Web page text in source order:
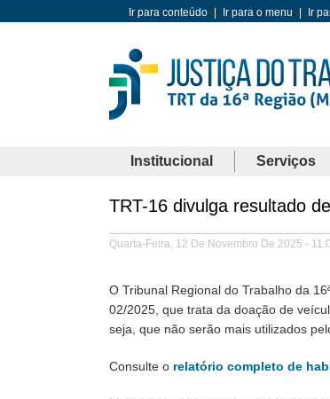
Ir para conteúdo Ir para o menu Ir
Institucional Serviços
TRT-16 divulga resultado
Quarta-Feira, 12 De Novembro De 2025 -
O Tribunal Regional do Trabalho da
02/2025, que trata da doação de
seja, que não serão mais utilizados
Consulte o relatório completo de